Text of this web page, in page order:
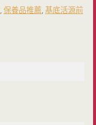
保養品推薦 基底活源前